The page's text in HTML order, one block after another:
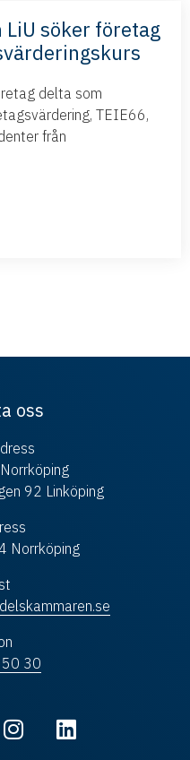
söker företag
delta som
TEIE66,
från
oss
92 Linköping
Norrköping
30